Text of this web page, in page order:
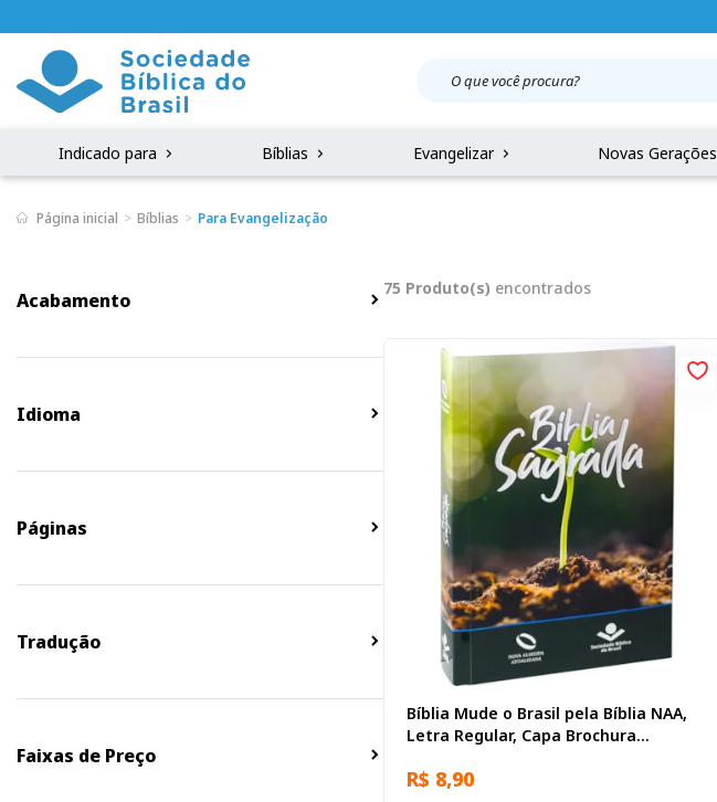
Indicado para Bíblias Evangelizar Novas Gerações
Página inicial Bíblias Para Evangelização
Acabamento
Idioma
Páginas
Tradução
Faixas de Preço
75 Produto(s) encontrados
Bíblia Mude o Brasil pela Bíblia NAA,
Letra Regular, Capa Brochura
R$ 8,90